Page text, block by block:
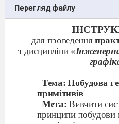
Перегляд файлу
для проведення
з дисципліни «
Тема: Побудова
примітивів
Мета: Вивчити
принципи побудови